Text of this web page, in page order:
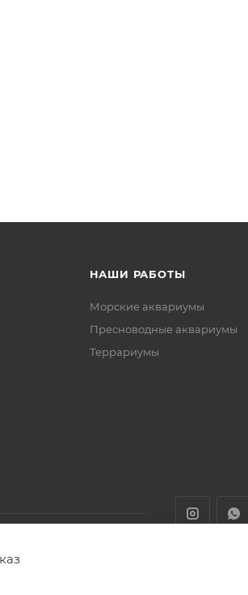
НАШИ РАБОТЫ
Морские аквариумы
Пресноводные аквариумы
Террариумы
животных с доставкой товаров по Алматы